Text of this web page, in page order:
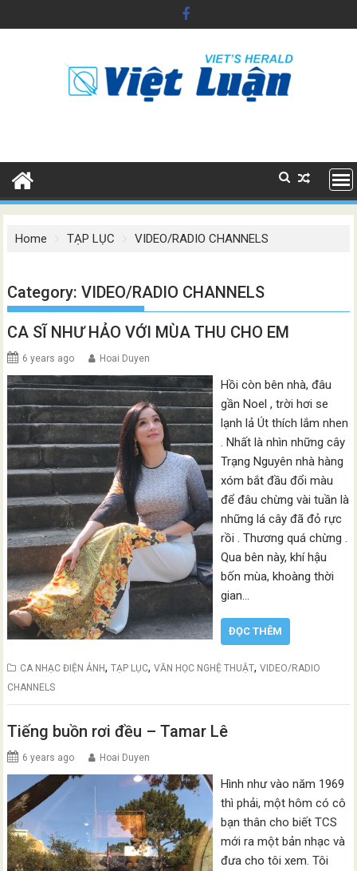
to
Home TẠP LỤC VIDEO/RADIO CHANNELS
Category:VIDEO/RADIO CHANNELS
CA SĨ NHƯ HẢO VỚI MÙA THU CHO EM
6 years ago Hoai Duyen
Hồi còn bên nhà, đâu
gần Noel , trời hơi se
lạnh lả Út thích lắm nhen
. Nhất là nhìn những cây
Trạng Nguyên nhà hàng
xóm bắt đầu đổi màu
để đâu chừng vài tuần là
những lá cây đã đỏ rực
rồi . Thương quá chừng .
Qua bên này, khí hậu
bốn mùa, khoàng thời
gian…
ĐỌC THÊM
CA NHẠC ĐIỆN ẢNH,TẠP LỤC,VĂN HỌC NGHỆ THUẬT,VIDEO/RADIO
CHANNELS
Tiếng buồn rơi đều – Tamar Lê
6 years ago Hoai Duyen
Hình như vào năm 1969
thì phải, một hôm có cô
bạn thân cho biết TCS
mới ra một bản nhạc và
đưa cho tôi xem. Tôi